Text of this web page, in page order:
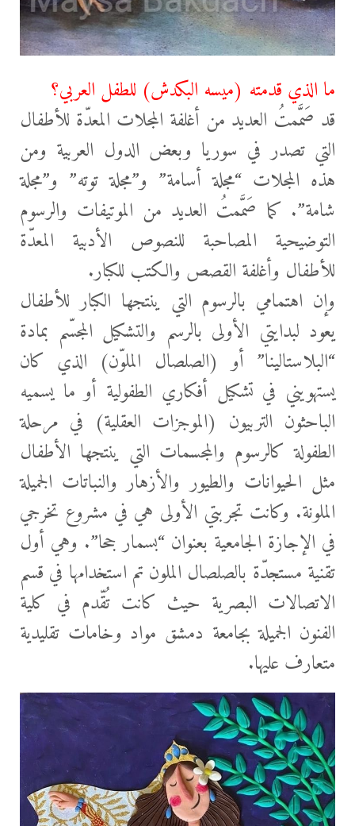
ما الذي قدمته (ميسه البكدش) للطفل العربي؟
قد صَمَّمتُ العديد من أغلفة المجلات المعدّة للأطفال
التي تصدر في سوريا وبعض الدول العربية ومن
هذه المجلات “مجلة أسامة” و”مجلة توته” و”مجلة
شامة”. كما صَمَّمتُ العديد من الموتيفات والرسوم
التوضيحية المصاحبة للنصوص الأدبية المعدّة
للأطفال وأغلفة القصص والكتب للكبار.
وإن اهتمامي بالرسوم التي ينتجها الكبار للأطفال
يعود لبدايتي الأولى بالرسم والتشكيل المجسّم بمادة
“البلاستالينا” أو (الصلصال الملوّن) الذي كان
يستهويني في تشكيل أفكاري الطفولية أو ما يسميه
الباحثون التربيون (الموجزات العقلية) في مرحلة
الطفولة كالرسوم والمجسمات التي ينتجها الأطفال
مثل الحيوانات والطيور والأزهار والنباتات الجميلة
الملونة. وكانت تجربتي الأولى هي في مشروع تخرجي
في الإجازة الجامعية بعنوان “بسمار جحا”. وهي أول
تقنية مستجدّة بالصلصال الملون تم استخدامها في قسم
الاتصالات البصرية حيث كانت تُقّدم في كلية
الفنون الجميلة بجامعة دمشق مواد وخامات تقليدية
متعارف عليها.